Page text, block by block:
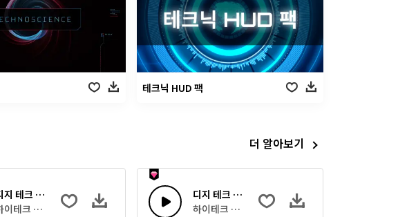
테크닉 HUD 팩
더 알아보기
지 테크 31
이테크 디지털 컴퓨팅 사운드의 조합
디지 테크 30
하이테크 디지털 컴퓨팅 사운드의 조합